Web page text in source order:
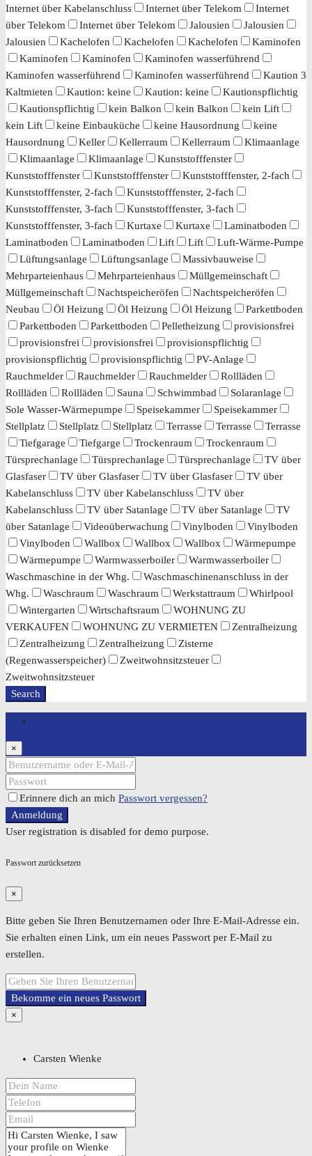
Internet über Kabelanschluss
Internet über Telekom
Internet
über Telekom
Internet über Telekom Jalousien
Jalousien
Jalousien
Kachelofen Kachelofen Kachelofen
Kaminofen
Kaminofen
Kaminofen
Kaminofen wasserführend
Kaminofen wasserführend
Kaminofen wasserführend
Kaution 3
Kaltmieten
Kaution: keine Kaution: keine
Kautionspflichtig
Kautionspflichtig
kein Balkon kein Balkon
kein Lift
kein Lift
keine Einbauküche keine Hausordnung
keine
Hausordnung
Keller Kellerraum Kellerraum
Klimaanlage
Klimaanlage
Klimaanlage
Kunststofffenster
Kunststofffenster
Kunststofffenster
Kunststofffenster, 2-fach
Kunststofffenster, 2-fach
Kunststofffenster, 2-fach
Kunststofffenster, 3-fach
Kunststofffenster, 3-fach
Kunststofffenster, 3-fach
Kurtaxe Kurtaxe
Laminatboden
Laminatboden
Laminatboden Lift Lift
Luft-Wärme-Pumpe
Lüftungsanlage
Lüftungsanlage
Massivbauweise
Mehrparteienhaus
Mehrparteienhaus
Müllgemeinschaft
Müllgemeinschaft
Nachtspeicheröfen
Nachtspeicheröfen
Neubau
Öl Heizung Öl Heizung Öl Heizung
Parkettboden
Parkettboden
Parkettboden Pelletheizung
provisionsfrei
provisionsfrei
provisionsfrei
provisionspflichtig
provisionspflichtig
provisionspflichtig
PV-Anlage
Rauchmelder
Rauchmelder Rauchmelder
Rollläden
Rollläden
Rollläden Sauna Schwimmbad
Solaranlage
Sole Wasser-Wärmepumpe
Speisekammer
Speisekammer
Stellplatz
Stellplatz Stellplatz Terrasse Terrasse
Terrasse
Tiefgarage
Tiefgarge Trockenraum
Trockenraum
Türsprechanlage
Türsprechanlage Türsprechanlage
TV über
Glasfaser
TV über Glasfaser TV über Glasfaser
TV über
Kabelanschluss
TV über Kabelanschluss
TV über
Kabelanschluss
TV über Satanlage TV über Satanlage
TV
über Satanlage
Videoüberwachung Vinylboden
Vinylboden
Vinylboden
Wallbox Wallbox Wallbox
Wärmepumpe
Wärmepumpe
Warmwasserboiler
Warmwasserboiler
Waschmaschine in der Whg.
Waschmaschinenanschluss in der
Whg.
Waschraum Waschraum Werkstattraum
Whirlpool
Wintergarten
Wirtschaftsraum
WOHNUNG ZU
VERKAUFEN
WOHNUNG ZU VERMIETEN
Zentralheizung
Zentralheizung
Zentralheizung
Zisterne
(Regenwasserspeicher)
Zweitwohnsitzsteuer
Zweitwohnsitzsteuer
Search
×
Erinnere dich an mich Passwort vergessen?
Anmeldung
User registration is disabled for demo purpose.
Passwort zurücksetzen
×
Bitte geben Sie Ihren Benutzernamen oder Ihre E-Mail-Adresse ein.
Sie erhalten einen Link, um ein neues Passwort per E-Mail zu
erstellen.
Bekomme ein neues Passwort
×
Carsten Wienke